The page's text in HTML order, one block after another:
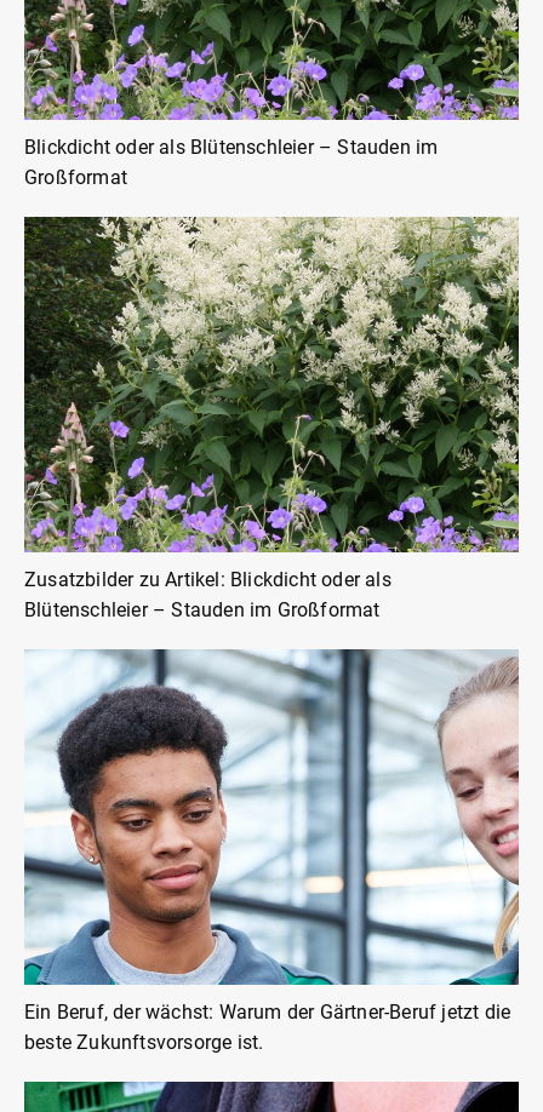
Blickdicht oder als Blütenschleier – Stauden im
Großformat
Zusatzbilder zu Artikel: Blickdicht oder als
Blütenschleier – Stauden im Großformat
Ein Beruf, der wächst: Warum der Gärtner-Beruf jetzt die
beste Zukunftsvorsorge ist.